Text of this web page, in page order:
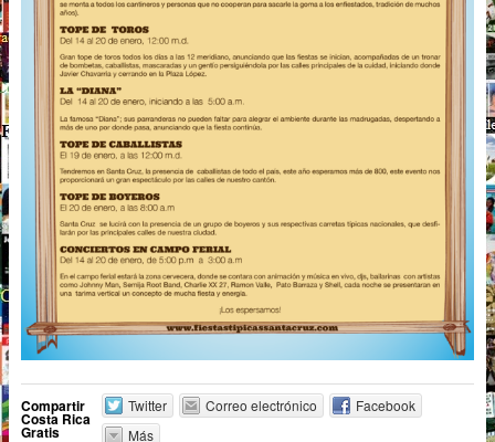
Compartir
Costa Rica
Gratis
Twitter Correo electrónico
Facebook
Más